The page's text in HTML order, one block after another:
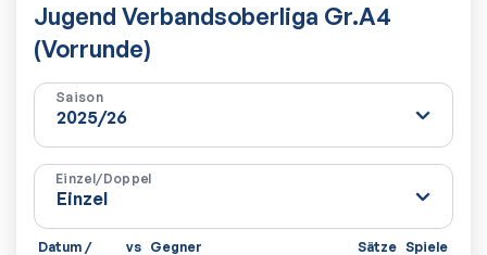
Jugend Verbandsoberliga Gr.A4
(Vorrunde)
Saison
Einzel/Doppel
Datum /
vs Gegner Sätze Spiele